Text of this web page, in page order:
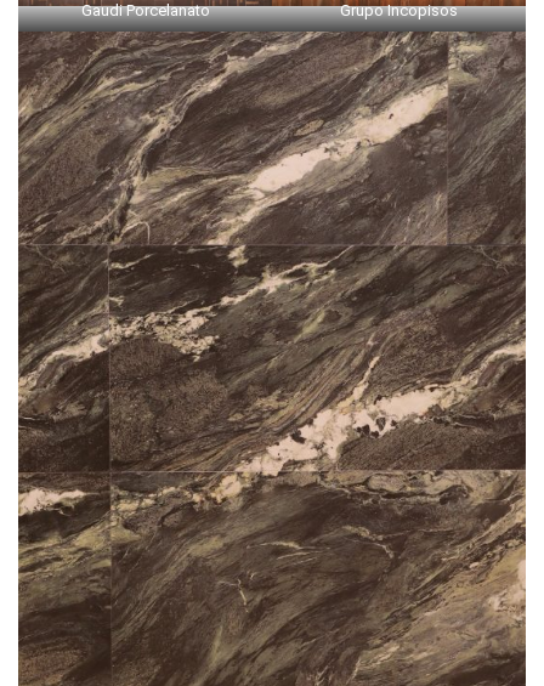
Gaudi Porcelanato Grupo Incopisos